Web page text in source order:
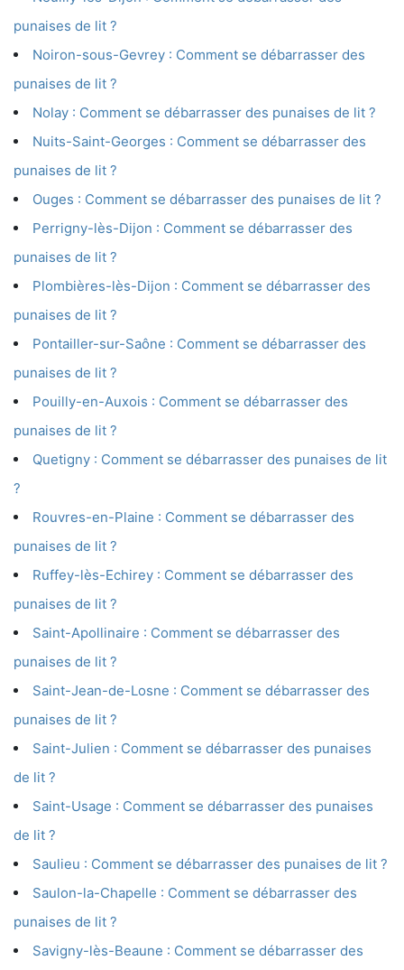
punaises de lit ?
Noiron-sous-Gevrey : Comment se débarrasser des
punaises de lit ?
Nolay : Comment se débarrasser des punaises de lit ?
Nuits-Saint-Georges : Comment se débarrasser des
punaises de lit ?
Ouges : Comment se débarrasser des punaises de lit ?
Perrigny-lès-Dijon : Comment se débarrasser des
punaises de lit ?
Plombières-lès-Dijon : Comment se débarrasser des
punaises de lit ?
Pontailler-sur-Saône : Comment se débarrasser des
punaises de lit ?
Pouilly-en-Auxois : Comment se débarrasser des
punaises de lit ?
Quetigny : Comment se débarrasser des punaises de lit
?
Rouvres-en-Plaine : Comment se débarrasser des
punaises de lit ?
Ruffey-lès-Echirey : Comment se débarrasser des
punaises de lit ?
Saint-Apollinaire : Comment se débarrasser des
punaises de lit ?
Saint-Jean-de-Losne : Comment se débarrasser des
punaises de lit ?
Saint-Julien : Comment se débarrasser des punaises
de lit ?
Saint-Usage : Comment se débarrasser des punaises
de lit ?
Saulieu : Comment se débarrasser des punaises de lit ?
Saulon-la-Chapelle : Comment se débarrasser des
punaises de lit ?
Savigny-lès-Beaune : Comment se débarrasser des